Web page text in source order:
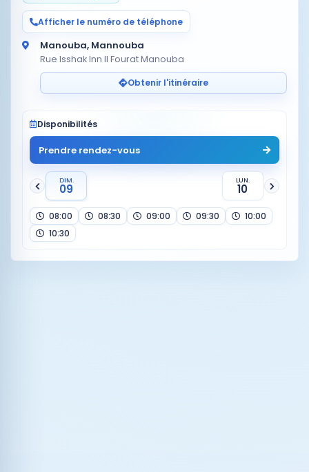
Afficher le numéro de téléphone
Manouba, Mannouba
Rue Isshak Inn Il Fourat Manouba
Obtenir l'itinéraire
Disponibilités
Prendre rendez-vous
DIM.
09
LUN.
10
08:00 08:30 09:00 09:30
10:00
10:30